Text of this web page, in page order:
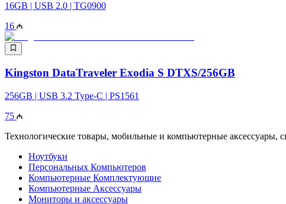
16GB | USB 2.0 | TG0900
16
Kingston DataTraveler Exodia S DTXS/256GB
256GB | USB 3.2 Type-C | PS1561
75
Технологические товары, мобильные и компьютерные аксессуары,
Ноутбуки
Персональных Компьютеров
Компьютерные Комплектующие
Компьютерные Аксессуары
Мониторы и аксессуары